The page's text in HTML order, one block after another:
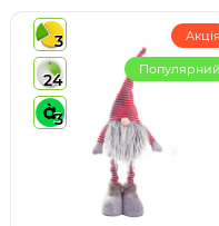
3
24
3
Акція
Популярний